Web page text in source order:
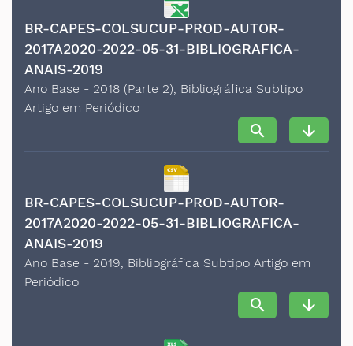
BR-CAPES-COLSUCUP-PROD-AUTOR-
2017A2020-2022-05-31-BIBLIOGRAFICA-
ANAIS-2019
Ano Base - 2018 (Parte 2), Bibliográfica Subtipo
Artigo em Periódico
search arrow_downward
BR-CAPES-COLSUCUP-PROD-AUTOR-
2017A2020-2022-05-31-BIBLIOGRAFICA-
ANAIS-2019
Ano Base - 2019, Bibliográfica Subtipo Artigo em
Periódico
search arrow_downward